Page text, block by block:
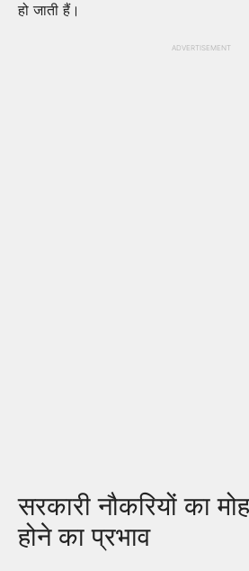
हो जाती हैं।
ADVERTISEMENT
सरकारी नौकरियों का
होने का प्रभाव